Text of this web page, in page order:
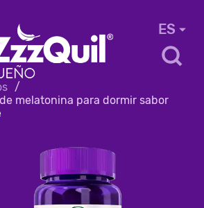
ES
/
melatonina para dormir sabor